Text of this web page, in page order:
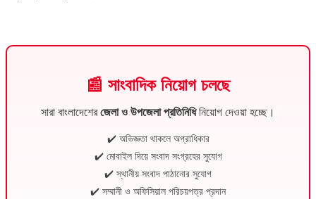
📰 সাংবাদিক নিয়োগ চলছে
সারা বাংলাদেশেরজেলা ও উপজেলা প্রতিনিধিনিয়োগ দেওয়া হচ্ছে।
✔️ অভিজ্ঞতা থাকলে অগ্রাধিকার
✔️ মোবাইল দিয়ে সংবাদ সংগ্রহের সুযোগ
✔️ স্থানীয় সংবাদ পাঠানোর সুযোগ
✔️ সম্মানী ও অফিসিয়াল পরিচয়পত্র প্রদান